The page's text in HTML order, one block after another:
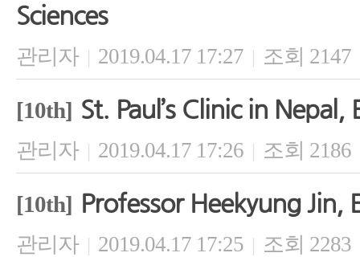
Sciences
관리자 | 2019.04.17 17:27 | 조회 2147
[10th] St. Paul’s Clinic in
관리자 | 2019.04.17 17:26 | 조회 2186
[10th] Professor Heekyung Jin,
관리자 | 2019.04.17 17:25 | 조회 2283